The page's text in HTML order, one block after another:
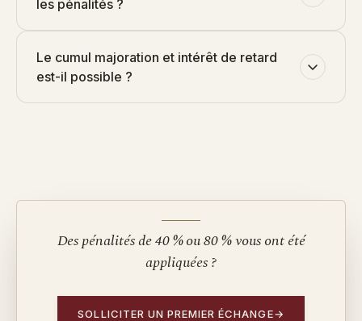
les pénalités ?
Le cumul majoration et intérêt de retard
est-il possible ?
Des pénalités de 40 % ou 80 % vous ont été
appliquées ?
SOLLICITER UN PREMIER ÉCHANGE→